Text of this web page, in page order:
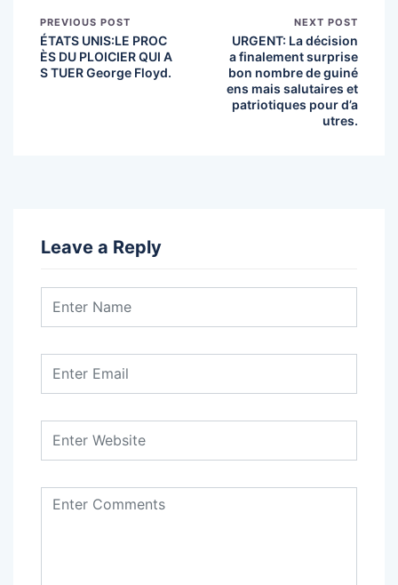
PREVIOUS POST
ÉTATS UNIS:LE PROC
ÈS DU PLOICIER QUI A
S TUER George Floyd.
NEXT POST
URGENT: La décision
a finalement surprise
bon nombre de guiné
ens mais salutaires et
patriotiques pour d’a
utres.
Leave a Reply